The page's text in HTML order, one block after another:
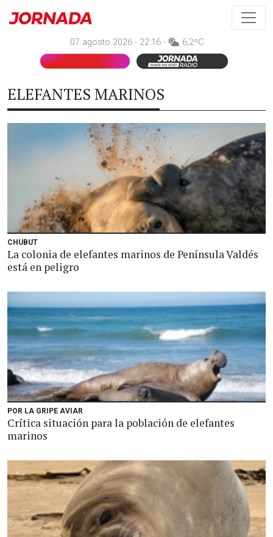
07 agosto 2026 - 22:16 - 6,2ºC
ELEFANTES MARINOS
CHUBUT
La colonia de elefantes marinos de Península Valdés
está en peligro
POR LA GRIPE AVIAR
Crítica situación para la población de elefantes
marinos